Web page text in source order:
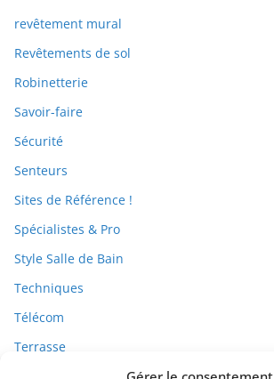
revêtement mural
Revêtements de sol
Robinetterie
Savoir-faire
Sécurité
Senteurs
Sites de Référence !
Spécialistes & Pro
Style Salle de Bain
Techniques
Télécom
Terrasse